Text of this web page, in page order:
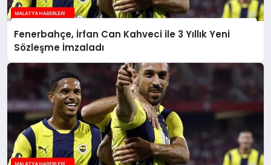
Fenerbahçe, İrfan Can Kahveci ile 3 Yıllık Yeni
Sözleşme İmzaladı